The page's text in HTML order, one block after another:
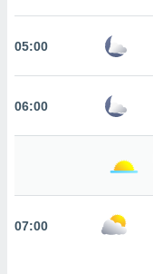
todas
nuestros
05:00
06:00
07:00